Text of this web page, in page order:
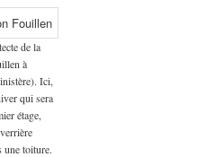
de la
à
Ici,
qui sera
étage,
une toiture.